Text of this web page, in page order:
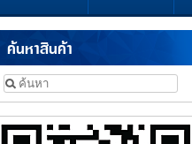
ค้นหาสินค้า